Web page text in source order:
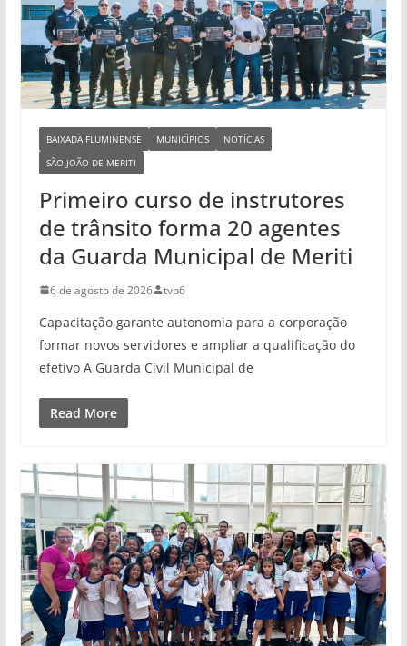
BAIXADA FLUMINENSE MUNICÍPIOS
NOTÍCIAS
SÃO JOÃO DE MERITI
Primeiro curso de instrutores
de trânsito forma 20 agentes
da Guarda Municipal de Meriti
6 de agosto de 2026 tvp6
Capacitação garante autonomia para a corporação
formar novos servidores e ampliar a qualificação do
efetivo A Guarda Civil Municipal de
Read More